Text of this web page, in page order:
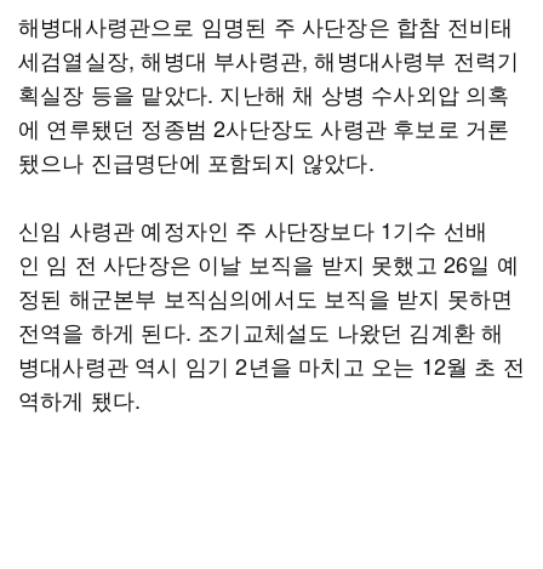
해병대사령관으로 임명된 주 사단장은 합참 전비태
세검열실장, 해병대 부사령관, 해병대사령부 전력기
획실장 등을 맡았다. 지난해 채 상병 수사외압 의혹
에 연루됐던 정종범 2사단장도 사령관 후보로 거론
됐으나 진급명단에 포함되지 않았다.
신임 사령관 예정자인 주 사단장보다 1기수 선배
인 임 전 사단장은 이날 보직을 받지 못했고 26일 예
정된 해군본부 보직심의에서도 보직을 받지 못하면
전역을 하게 된다. 조기교체설도 나왔던 김계환 해
병대사령관 역시 임기 2년을 마치고 오는 12월 초 전
역하게 됐다.